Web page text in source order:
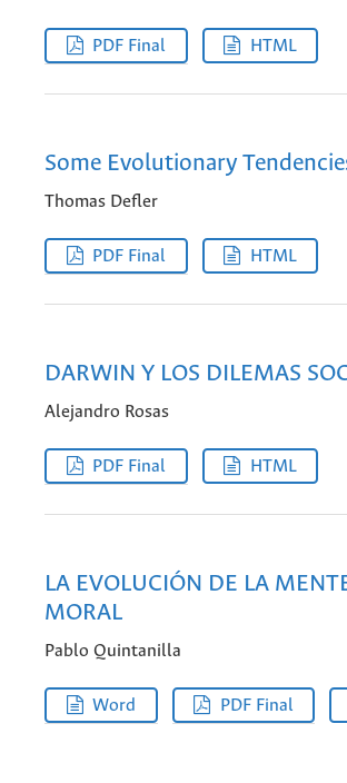
PDF Final HTML
Some Evolutionary
Thomas Defler
PDF Final HTML
DARWIN Y LOS DILEMAS
Alejandro Rosas
PDF Final HTML
LA EVOLUCIÓN DE LA
MORAL
Pablo Quintanilla
Word PDF Final